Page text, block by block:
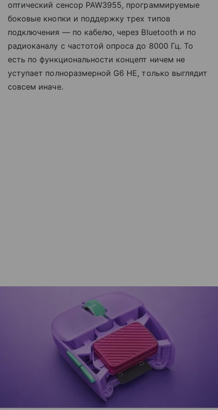
оптический сенсор PAW3955, программируемые
боковые кнопки и поддержку трех типов
подключения — по кабелю, через Bluetooth и по
радиоканалу с частотой опроса до 8000 Гц. То
есть по функциональности концепт ничем не
уступает полноразмерной G6 HE, только выглядит
совсем иначе.